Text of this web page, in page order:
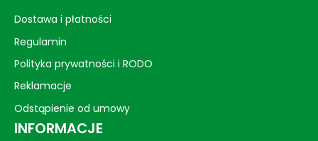
Dostawa i płatności
Regulamin
Polityka prywatności i RODO
Reklamacje
Odstąpienie od umowy
INFORMACJE